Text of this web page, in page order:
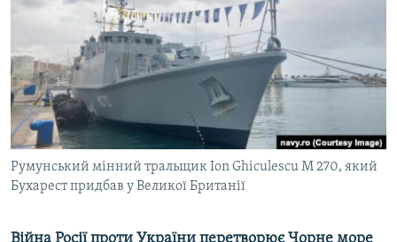
СПЕЦПРОЕКТИ
ДЕПОРТАЦІЯ
ВІДЕОУРОКИ «ELIFBE»
СВІДЧЕННЯ ОКУПАЦІЇ
УКРАЇНСЬКА ПРОБЛЕМА КРИМУ
ІНФОГРАФІКА
ЯК ОБІЙТИ БЛОКУВАННЯ
Русский
Qırımtatar
ДОЛУЧАЙСЯ!
Румунський мінний тральщик Іon Ghiculescu M 270, який
Бухарест придбав у Великої Британії